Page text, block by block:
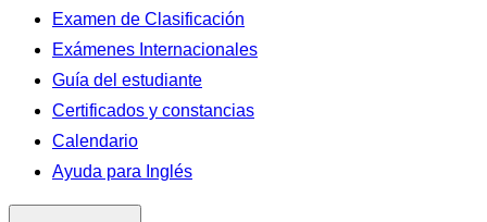
Examen de Clasificación
Exámenes Internacionales
Guía del estudiante
Certificados y constancias
Calendario
Ayuda para Inglés